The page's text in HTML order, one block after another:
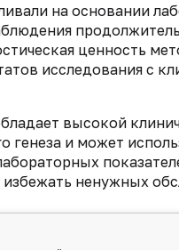
на основании
ценность
исследования с
высокой
генеза и может
ненужных